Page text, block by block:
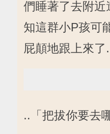
們睡著了去附
知這群小P孩可
屁顛地跟上來了.
..「把拔你要去